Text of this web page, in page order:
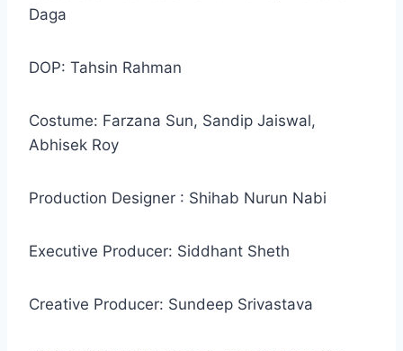
Daga
DOP: Tahsin Rahman
Costume: Farzana Sun, Sandip Jaiswal,
Abhisek Roy
Production Designer : Shihab Nurun Nabi
Executive Producer: Siddhant Sheth
Creative Producer: Sundeep Srivastava